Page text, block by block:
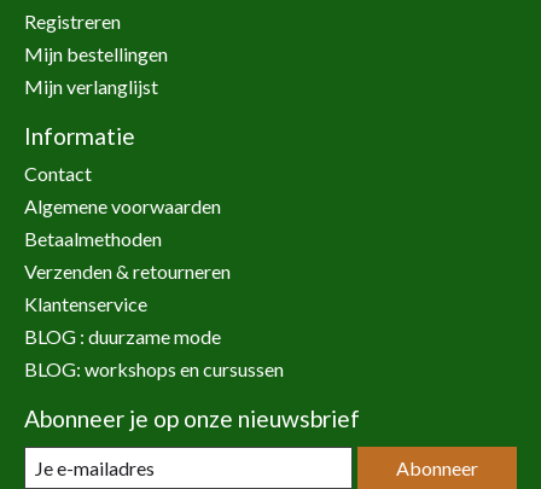
Registreren
Mijn bestellingen
Mijn verlanglijst
Informatie
Contact
Algemene voorwaarden
Betaalmethoden
Verzenden & retourneren
Klantenservice
BLOG : duurzame mode
BLOG: workshops en cursussen
Abonneer je op onze nieuwsbrief
Abonneer